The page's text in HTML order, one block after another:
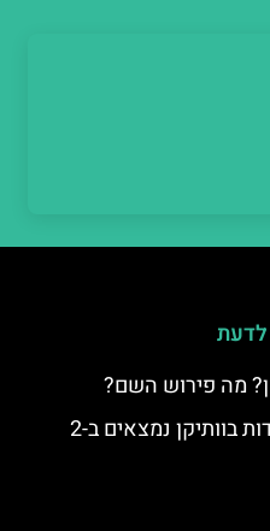
מה פירוש השם?
כתב יד ותיקן – אוצרות היהדות בוותיקן נמצאים ב-2